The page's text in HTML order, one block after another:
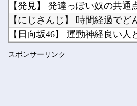
スポンサーリンク